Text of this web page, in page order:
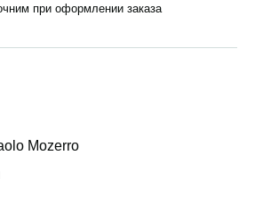
при оформлении заказа
Mozerro